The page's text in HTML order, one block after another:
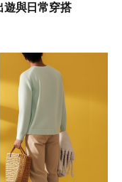
遊與日常穿搭